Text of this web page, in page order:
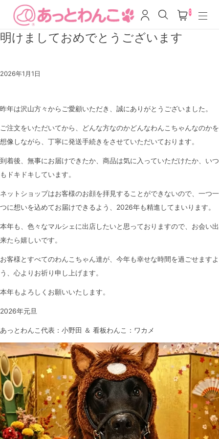
0
明けましておめでとうございます
2026年1月1日
昨年は沢山方々からご愛顧いただき、誠にありがとうございました。
ご注文をいただいてから、どんな方なのかどんなわんこちゃんなのかを
想像しながら、丁寧に発送手続きをさせていただいております。
到着後、無事にお届けできたか、商品は気に入っていただけたか、いつ
もドキドキしています。
ネットショップはお客様のお顔を拝見することができないので、一つ一
つに想いを込めてお届けできるよう、2026年も精進してまいります。
本年も、色々なマルシェに出店したいと思っておりますので、お会い出
来たら嬉しいです。
お客様とすべてのわんこちゃん達が、今年も幸せな時間を過ごせますよ
う、心よりお祈り申し上げます。
本年もよろしくお願いいたします。
2026年元旦
あっとわんこ代表：小野田 ＆ 看板わんこ：ワカメ